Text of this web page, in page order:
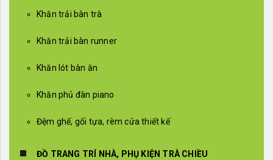
Khăn trải bàn trà
Khăn trải bàn runner
Khăn lót bàn ăn
Khăn phủ đàn piano
Đệm ghế, gối tựa, rèm cửa thiết kế
ĐỒ TRANG TRÍ NHÀ, PHỤ KIỆN TRÀ CHIỀU